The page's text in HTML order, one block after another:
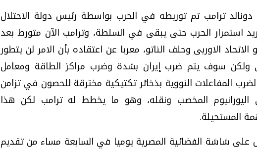
ترامب تم توريطه في الحرب بواسطة رئيس دولة الاحتلال
يريد استمرار الحرب حتى يبقى في السلطة، وترامب الآن متورط بعد
الاوربى وحلف الناتو، معربا عن اعتقاده بأن الامر لن يتطور
ولكن سوف يتم ضرب إيران بشدة وضرب مراكز الطاقة ومعامل
المفاعلات النووية بذخائر تكتيكية مخترقة للحصون في تزامن
اليورانيوم المخصب ونقله، وهو ما يخطط له ترامب لكن هذا
المستحيلة.
على شاشة الفضائية المصرية يوميا في السابعة مساء من تقديم